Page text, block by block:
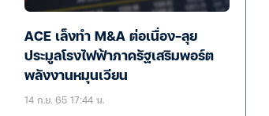
ACE เล็งทำ M&A ต่อเนื่อง-ลุย
ประมูลโรงไฟฟ้าภาครัฐเสริมพอร์ต
พลังงานหมุนเวียน
14 ก.ย. 65 17:44 น.